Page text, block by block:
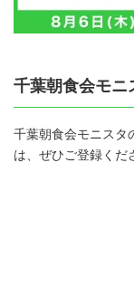
千葉朝食会モニ
千葉朝食会モニスタ
は、ぜひご登録くだ